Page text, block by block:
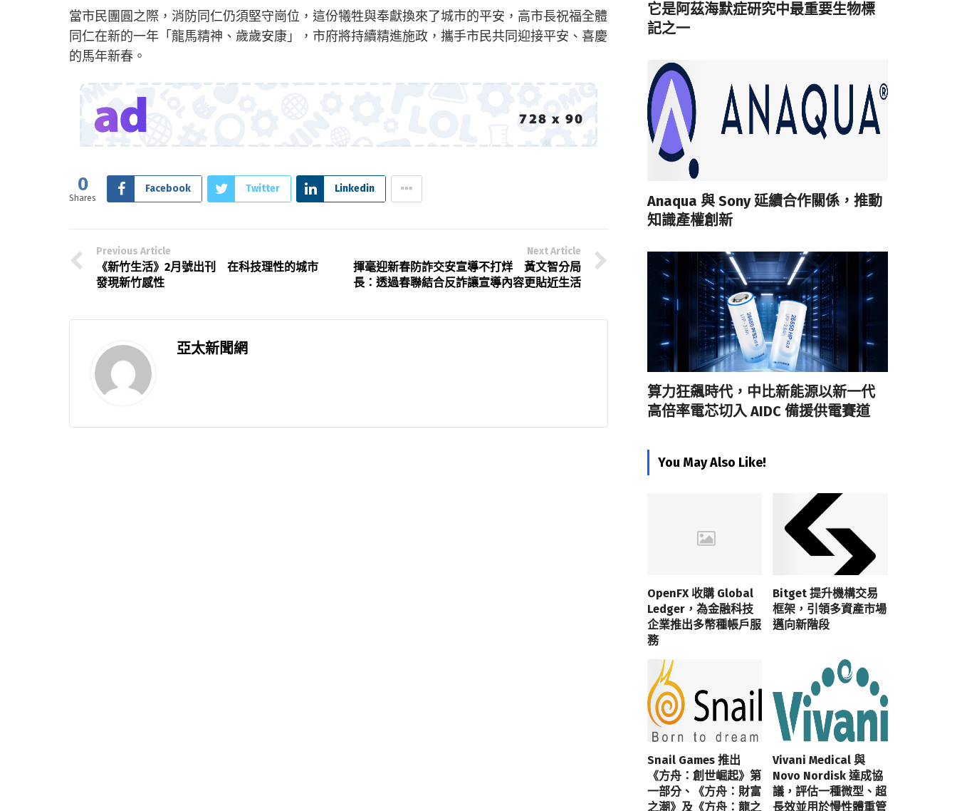
當市民團圓之際，消防同仁仍須堅守崗位，這份犧牲與奉獻換來了城市的平安，高市長祝福全體
同仁在新的一年「龍馬精神、歲歲安康」，市府將持續精進施政，攜手市民共同迎接平安、喜慶
的馬年新春。
0
Shares
Facebook Twitter Linkedin
Previous Article
《新竹生活》2月號出刊 在科技理性的城市
發現新竹感性
Next Article
揮毫迎新春防詐交安宣導不打烊 黃文智分局
長：透過春聯結合反詐讓宣導內容更貼近生活
亞太新聞網
它是阿茲海默症研究中最重要生物標
記之一
Anaqua 與 Sony 延續合作關係，推動
知識產權創新
算力狂飆時代，中比新能源以新一代
高倍率電芯切入 AIDC 備援供電賽道
You May Also Like!
OpenFX 收購 Global
Ledger，為金融科技
企業推出多幣種帳戶服
務
Bitget 提升機構交易
框架，引領多資產市場
邁向新階段
Snail Games 推出
《方舟：創世崛起》第
一部分、《方舟：財富
之潮》及《方舟：龍之
Vivani Medical 與
Novo Nordisk 達成協
議，評估一種微型、超
長效並用於慢性體重管